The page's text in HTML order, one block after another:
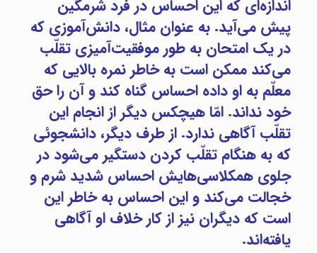
اندازه‌ای که این احساس در فرد شرمگین
پیش می‌آید. به عنوان مثال، دانش‌آموزی که
در یک امتحان به طور موفقیت‌آمیزی تقلّب
می‌کند ممکن است به خاطر نمره بالایی که
معلّم به او داده احساس گناه کند و آن را حق
خود نداند. امّا هیچکس دیگر از انجام این
تقلّب آگاهی ندارد. از طرف دیگر، دانشجوئی
که به هنگام تقلّب کردن دستگیر می‌شود در
جلوی همکلاسی‌هایش احساس شدید شرم و
خجالت می‌کند و این احساس به خاطر این
است که دیگران نیز از کار خلاف او آگاهی
یافته‌اند.